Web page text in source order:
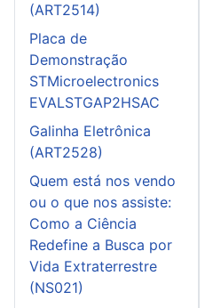
(ART2514)
Placa de
Demonstração
STMicroelectronics
EVALSTGAP2HSAC
Galinha Eletrônica
(ART2528)
Quem está nos vendo
ou o que nos assiste:
Como a Ciência
Redefine a Busca por
Vida Extraterrestre
(NS021)